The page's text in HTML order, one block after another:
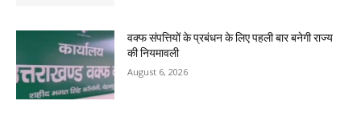
वक्फ संपत्तियों के प्रबंधन के लिए पहली बार बनेगी राज्य
की नियमावली
August 6, 2026